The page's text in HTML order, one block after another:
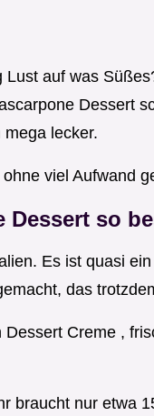
auf was
Dessert
lecker.
viel Aufwand
Dessert so
Es ist quasi
das
Creme ,
braucht nur etwa